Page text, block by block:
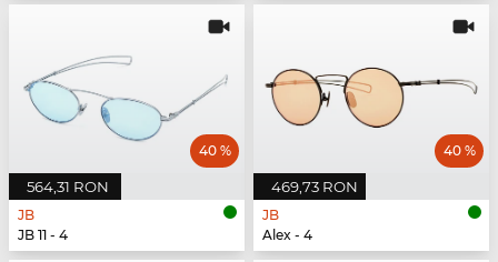
564,31 RON
40 %
JB
JB 11 - 4
469,73 RON
40 %
JB
Alex - 4